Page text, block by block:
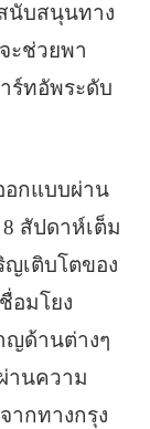
นับสนุนทาง
ะช่วยพา
ร์ทอัพระดับ
อกแบบผ่าน
8 สัปดาห์เต็ม
ญเติบโตของ
อมโยง
ญด้านต่างๆ
านความ
ากทางกรุง